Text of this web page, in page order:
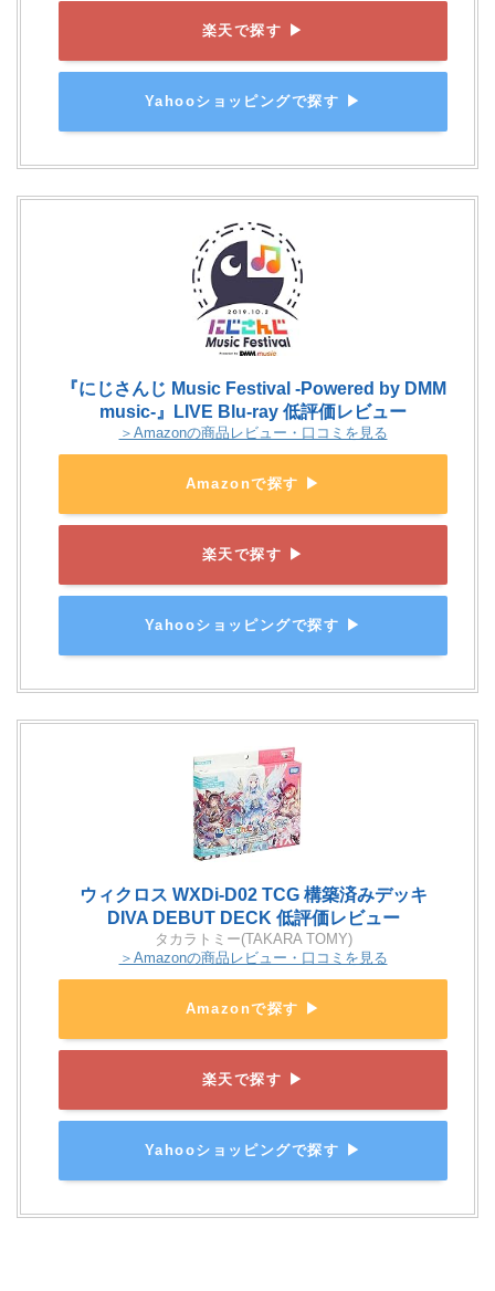
楽天で探す ▶
Yahooショッピングで探す ▶
『にじさんじ Music Festival -Powered by DMM
music-』LIVE Blu-ray 低評価レビュー
＞Amazonの商品レビュー・口コミを見る
Amazonで探す ▶
楽天で探す ▶
Yahooショッピングで探す ▶
ウィクロス WXDi-D02 TCG 構築済みデッキ
DIVA DEBUT DECK 低評価レビュー
タカラトミー(TAKARA TOMY)
＞Amazonの商品レビュー・口コミを見る
Amazonで探す ▶
楽天で探す ▶
Yahooショッピングで探す ▶